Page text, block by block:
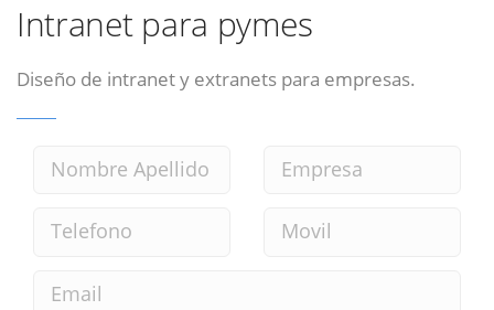
Intranet para pymes
Diseño de intranet y extranets para empresas.